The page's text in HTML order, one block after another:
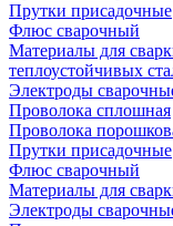
Прутки присадочные
Флюс сварочный
Материалы для
теплоустойчивых
Электроды
Проволока сплошная
Проволока
Прутки присадочные
Флюс сварочный
Материалы для
Электроды